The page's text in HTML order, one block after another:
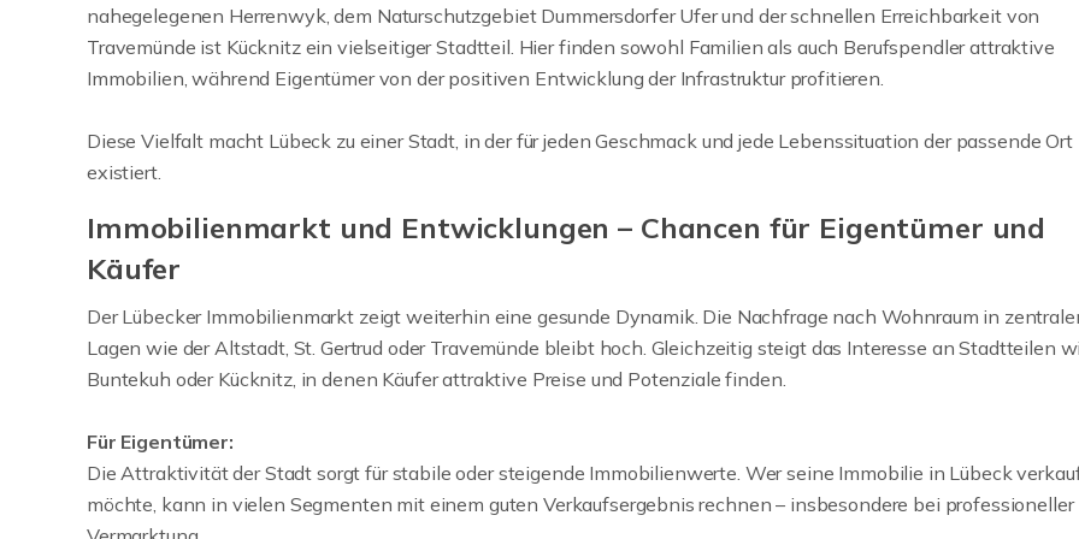
nahegelegenen Herrenwyk, dem Naturschutzgebiet Dummersdorfer Ufer und der schnellen Erreichbarkeit von
Travemünde ist Kücknitz ein vielseitiger Stadtteil. Hier finden sowohl Familien als auch Berufspendler attraktive
Immobilien, während Eigentümer von der positiven Entwicklung der Infrastruktur profitieren.
Diese Vielfalt macht Lübeck zu einer Stadt, in der für jeden Geschmack und jede Lebenssituation der passende Ort
existiert.
Immobilienmarkt und Entwicklungen – Chancen für Eigentümer und
Käufer
Der Lübecker Immobilienmarkt zeigt weiterhin eine gesunde Dynamik. Die Nachfrage nach Wohnraum in
Lagen wie der Altstadt, St. Gertrud oder Travemünde bleibt hoch. Gleichzeitig steigt das Interesse an Stadtteilen
Buntekuh oder Kücknitz, in denen Käufer attraktive Preise und Potenziale finden.
Für Eigentümer:
Die Attraktivität der Stadt sorgt für stabile oder steigende Immobilienwerte. Wer seine Immobilie in Lübeck
möchte, kann in vielen Segmenten mit einem guten Verkaufsergebnis rechnen – insbesondere bei professioneller